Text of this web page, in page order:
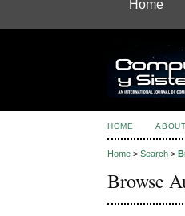
Home
HOME ABOUT
Home >Search >
Browse